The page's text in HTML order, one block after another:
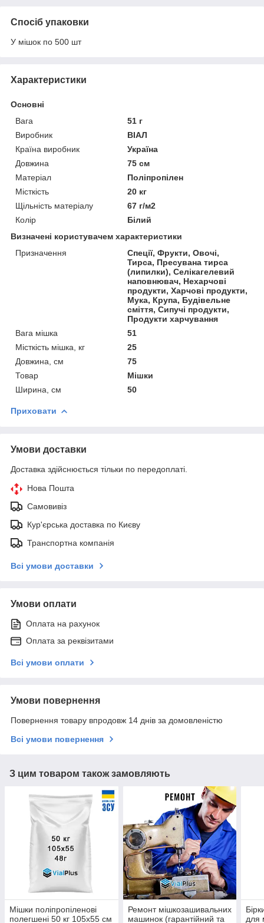
Спосіб упаковки
У мішок по 500 шт
Характеристики
Основні
Вага
51 г
Виробник
ВІАЛ
Країна виробник
Україна
Довжина
75 см
Матеріал
Поліпропілен
Місткість
20 кг
Щільність матеріалу
67 г/м2
Колір
Білий
Визначені користувачем характеристики
Призначення
Спеції, Фрукти, Овочі,
Тирса, Пресувана тирса
(липилки), Селікагелевий
наповнювач, Нехарчові
продукти, Харчові продукти,
Мука, Крупа, Будівельне
сміття, Сипучі продукти,
Продукти харчування
Вага мішка
51
Місткість мішка, кг
25
Довжина, см
75
Товар
Мішки
Ширина, см
50
Приховати
Умови доставки
Доставка здійснюється тільки по передоплаті.
Нова Пошта
Самовивіз
Кур'єрська доставка по Києву
Транспортна компанія
Всі умови доставки
Умови оплати
Оплата на рахунок
Оплата за реквізитами
Всі умови оплати
Умови повернення
Повернення товару впродовж 14 днів за домовленістю
Всі умови повернення
З цим товаром також замовляють
Мішки поліпропіленові
полегшені 50 кг 105х55 см
Ремонт мішкозашивальних
машинок (гарантійний та
для